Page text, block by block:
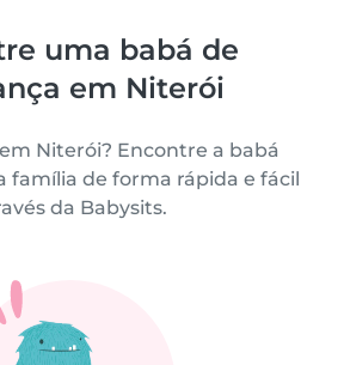
uma babá de
em Niterói
Niterói? Encontre a babá
família de forma rápida e fácil
da Babysits.